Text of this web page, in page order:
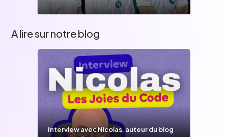
A lire sur notre blog
Interview avec Nicolas, auteur du blog